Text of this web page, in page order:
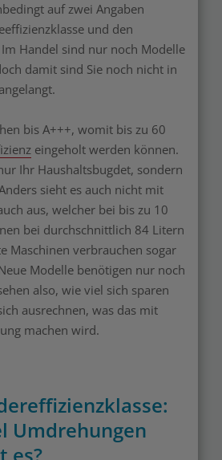
auf zwei Angaben
und den
Handel sind nur noch Modelle
damit sind Sie noch nicht in
bis A+++, womit bis zu 60
eingeholt werden können.
Ihr Haushaltsbugdet, sondern
sieht es auch nicht mit
aus, welcher bei bis zu 10
bei durchschnittlich 84 Litern
Maschinen verbrauchen sogar
Modelle benötigen nur noch
also, wie viel sich sparen
ausrechnen, was das mit
machen wird.
Umdrehungen